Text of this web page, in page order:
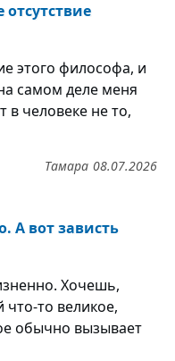
этого философа, и
самом деле меня
в человеке не то,
08.07.2026
Тамара
А вот зависть
Хочешь,
что-то великое,
обычно вызывает